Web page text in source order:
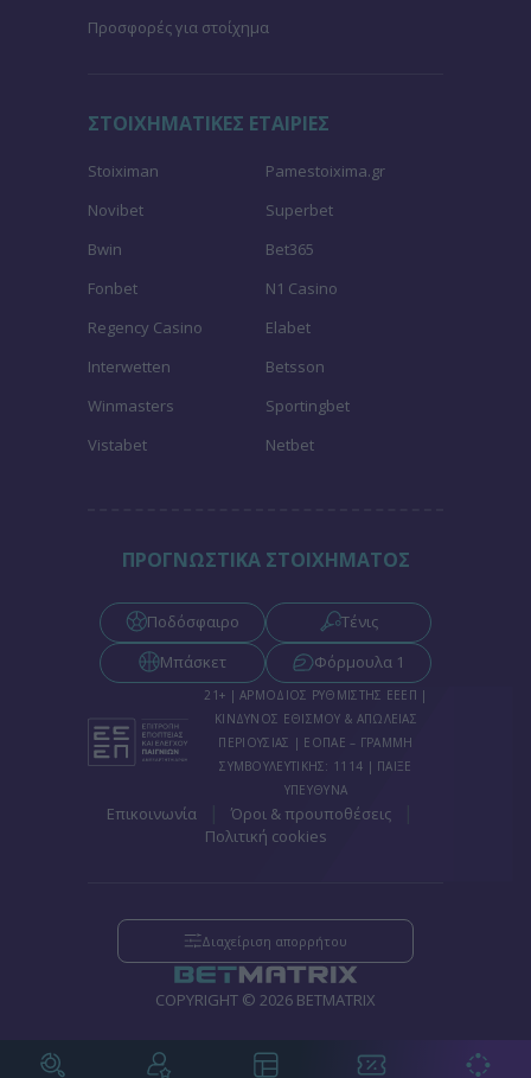
Προσφορές για στοίχημα
ΣΤΟΙΧΗΜΑΤΙΚΕΣ ΕΤΑΙΡΙΕΣ
Stoiximan
Pamestoixima.gr
Novibet
Superbet
Bwin
Bet365
Fonbet
N1 Casino
Regency Casino
Elabet
Interwetten
Betsson
Winmasters
Sportingbet
Vistabet
Netbet
ΠΡΟΓΝΩΣΤΙΚΑ ΣΤΟΙΧΗΜΑΤΟΣ
Ποδόσφαιρο
Τένις
Μπάσκετ
Φόρμουλα 1
21+ | ΑΡΜΟΔΙΟΣ ΡΥΘΜΙΣΤΗΣ ΕΕΕΠ |
ΚΙΝΔΥΝΟΣ ΕΘΙΣΜΟΥ & ΑΠΩΛΕΙΑΣ
ΠΕΡΙΟΥΣΙΑΣ | ΕΟΠΑΕ – ΓΡΑΜΜΗ
ΣΥΜΒΟΥΛΕΥΤΙΚΗΣ: 1114 | ΠΑΙΞΕ
ΥΠΕΥΘΥΝΑ
Επικοινωνία Όροι & προυποθέσεις
Πολιτική cookies
COPYRIGHT © 2026 BETMATRIX
Διαχείριση απορρήτου